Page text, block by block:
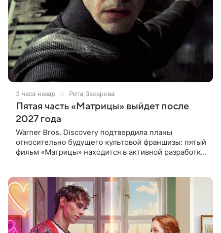
3 часа назад Рита Захарова
Пятая часть «Матрицы» выйдет после
2027 года
Warner Bros. Discovery подтвердила планы
относительно будущего культовой франшизы: пятый
фильм «Матрицы» находится в активной разработке